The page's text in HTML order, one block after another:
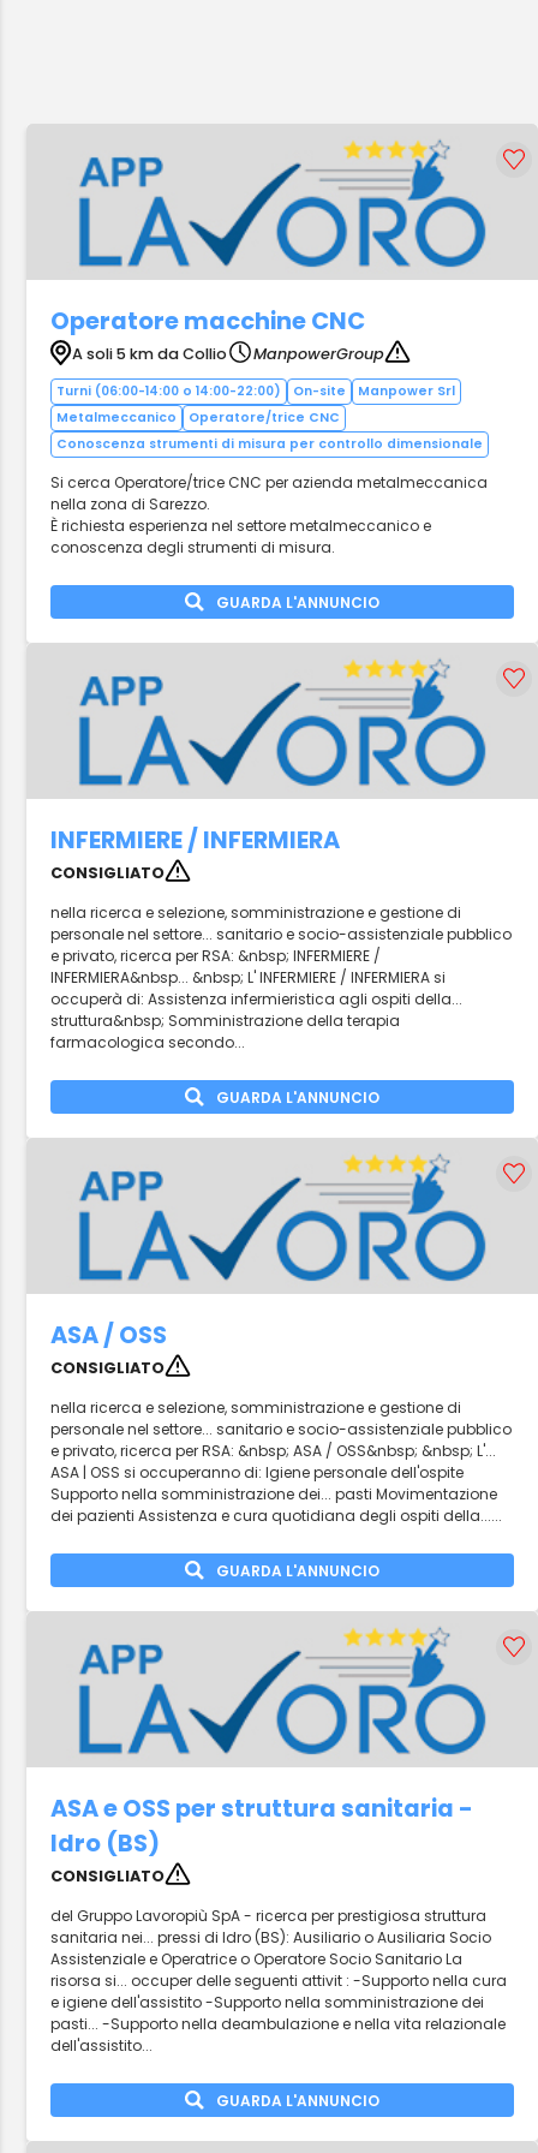
Operatore macchine CNC
A soli 5 km da Collio ManpowerGroup
Turni (06:00-14:00 o 14:00-22:00) On-site
Manpower Srl
Metalmeccanico
Operatore/trice CNC
Conoscenza strumenti di misura per controllo dimensionale
Si cerca Operatore/trice CNC per azienda metalmeccanica
nella zona di Sarezzo.
È richiesta esperienza nel settore metalmeccanico e
conoscenza degli strumenti di misura.
GUARDA L'ANNUNCIO
INFERMIERE / INFERMIERA
CONSIGLIATO
nella ricerca e selezione, somministrazione e gestione di
personale nel settore... sanitario e socio-assistenziale pubblico
e privato, ricerca per RSA: &nbsp; INFERMIERE /
INFERMIERA&nbsp... &nbsp; L' INFERMIERE / INFERMIERA si
occuperà di: Assistenza infermieristica agli ospiti della...
struttura&nbsp; Somministrazione della terapia
farmacologica secondo...
GUARDA L'ANNUNCIO
ASA / OSS
CONSIGLIATO
nella ricerca e selezione, somministrazione e gestione di
personale nel settore... sanitario e socio-assistenziale pubblico
e privato, ricerca per RSA: &nbsp; ASA / OSS&nbsp; &nbsp; L'...
ASA | OSS si occuperanno di: Igiene personale dell'ospite
Supporto nella somministrazione dei... pasti Movimentazione
dei pazienti Assistenza e cura quotidiana degli ospiti della......
GUARDA L'ANNUNCIO
ASA e OSS per struttura sanitaria -
Idro (BS)
CONSIGLIATO
del Gruppo Lavoropiù SpA - ricerca per prestigiosa struttura
sanitaria nei... pressi di Idro (BS): Ausiliario o Ausiliaria Socio
Assistenziale e Operatrice o Operatore Socio Sanitario La
risorsa si... occuper delle seguenti attivit : -Supporto nella cura
e igiene dell'assistito -Supporto nella somministrazione dei
pasti... -Supporto nella deambulazione e nella vita relazionale
dell'assistito...
GUARDA L'ANNUNCIO